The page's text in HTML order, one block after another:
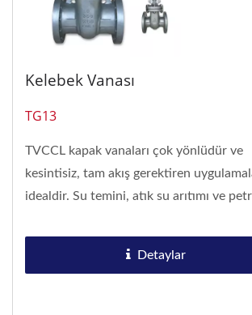
Kelebek Vanası
TG13
TVCCL kapak vanaları çok yönlüdür ve
kesintisiz, tam akış gerektiren
idealdir. Su temini, atık su arıtımı ve
Detaylar